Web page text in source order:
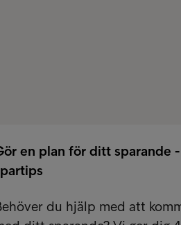
en plan för ditt sparande
du hjälp med att